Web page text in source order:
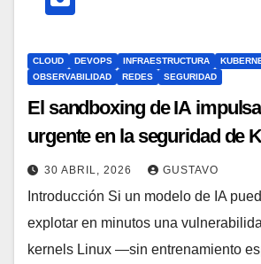
CLOUD DEVOPS INFRAESTRUCTURA
OBSERVABILIDAD
REDES SEGURIDAD
El sandboxing de IA
urgente en la seguridad de
30 ABRIL, 2026 GUSTAVO
Introducción Si un modelo de IA
explotar en minutos una
kernels Linux —sin entrenamiento